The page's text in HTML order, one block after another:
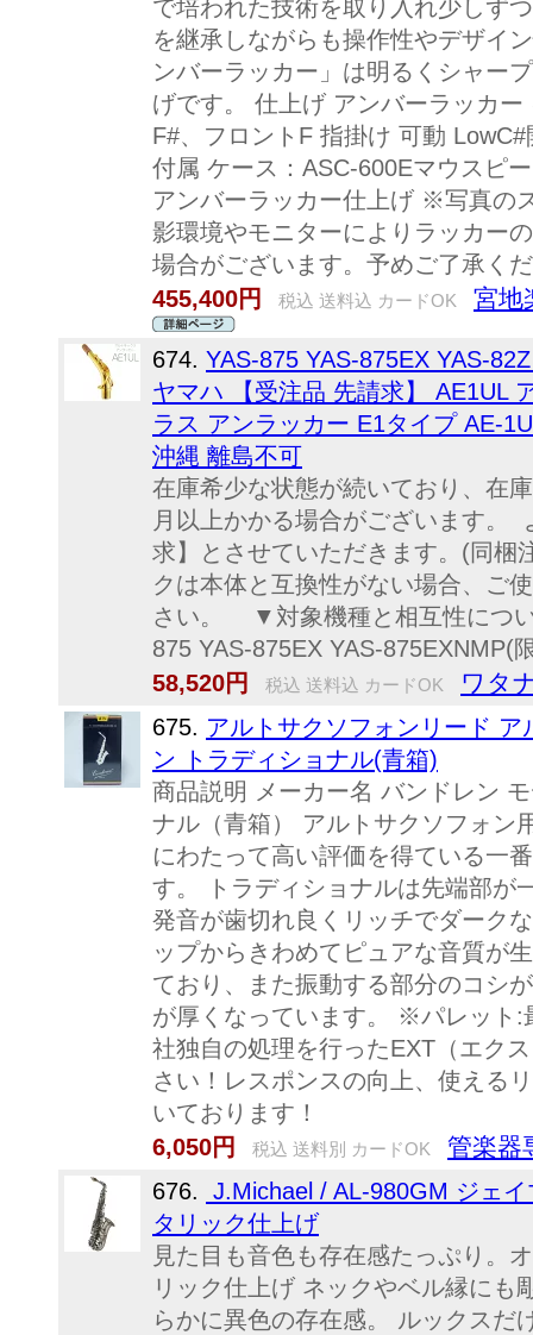
で培われた技術を取り入れ少しず
を継承しながらも操作性やデザイ
ンバーラッカー」は明るくシャー
げです。 仕上げ アンバーラッカ
F#、フロントF 指掛け 可動
付属 ケース：ASC-600Eマウスピ
アンバーラッカー仕上げ ※写真の
影環境やモニターによりラッカー
場合がございます。予めご了承く
455,400円
税込 送料込 カードOK 宮地
674. YAS-875 YAS-875EX YAS-
ヤマハ 【受注品 先請求】 AE1UL
ラス アンラッカー E1タイプ AE-
沖縄 離島不可
在庫希少な状態が続いており、在
月以上かかる場合がございます。
求】とさせていただきます。(同
クは本体と互換性がない場合、ご
さい。 ▼対象機種と相互性につ
875 YAS-875EX YAS-
58,520円
税込 送料込 カードOK ワタ
675. アルトサクソフォンリード
ン トラディショナル(青箱)
商品説明 メーカー名 バンドレン
ナル（青箱） アルトサクソフォン
にわたって高い評価を得ている一
す。 トラディショナルは先端部が
発音が歯切れ良くリッチでダーク
ップからきわめてピュアな音質が
ており、また振動する部分のコシ
が厚くなっています。 ※パレット:
社独自の処理を行ったEXT（エク
さい！レスポンスの向上、使える
いております！
6,050円
税込 送料別 カードOK 管楽器
676.
J.Michael / AL-980GM ジェ
タリック仕上げ
見た目も音色も存在感たっぷり。
リック仕上げ ネックやベル縁にも
らかに異色の存在感。 ルックスだ